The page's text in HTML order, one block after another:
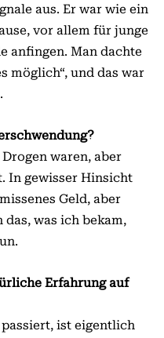
aus. Er war wie ein
vor allem für junge
anfingen. Man dachte
möglich“, und das war
waren, aber
In gewisser Hinsicht
Geld, aber
was ich bekam,
Erfahrung auf
passiert, ist eigentlich